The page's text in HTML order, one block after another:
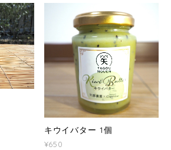
キウイバター 1個
¥650